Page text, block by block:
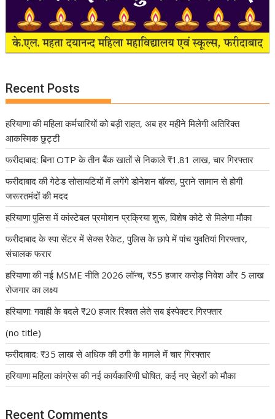
Recent Posts
हरियाणा की महिला कर्मचारियों को बड़ी राहत, अब हर महीने मिलेगी अतिरिक्त
आकस्मिक छुट्टी
फरीदाबाद: बिना OTP के तीन बैंक खातों से निकाले ₹1.81 लाख, चार गिरफ्तार
फरीदाबाद की गेटेड सोसायटियों में लगेंगे डोनेशन बॉक्स, पुराने सामान से होगी
जरूरतमंदों की मदद
हरियाणा पुलिस में कांस्टेबल प्रमोशन प्रक्रिया शुरू, विशेष कोटे से मिलेगा मौका
फरीदाबाद के स्पा सेंटर में सेक्स रैकेट, पुलिस के छापे में पांच युवतियां गिरफ्तार,
संचालक फरार
हरियाणा की नई MSME नीति 2026 लॉन्च, ₹55 हजार करोड़ निवेश और 5 लाख
रोजगार का लक्ष्य
हरियाणा: गवाही के बदले ₹20 हजार रिश्वत लेते सब इंस्पेक्टर गिरफ्तार
(no title)
फरीदाबाद: ₹35 लाख से अधिक की ठगी के मामले में चार गिरफ्तार
हरियाणा महिला कांग्रेस की नई कार्यकारिणी घोषित, कई नए चेहरों को मौका
Recent Comments